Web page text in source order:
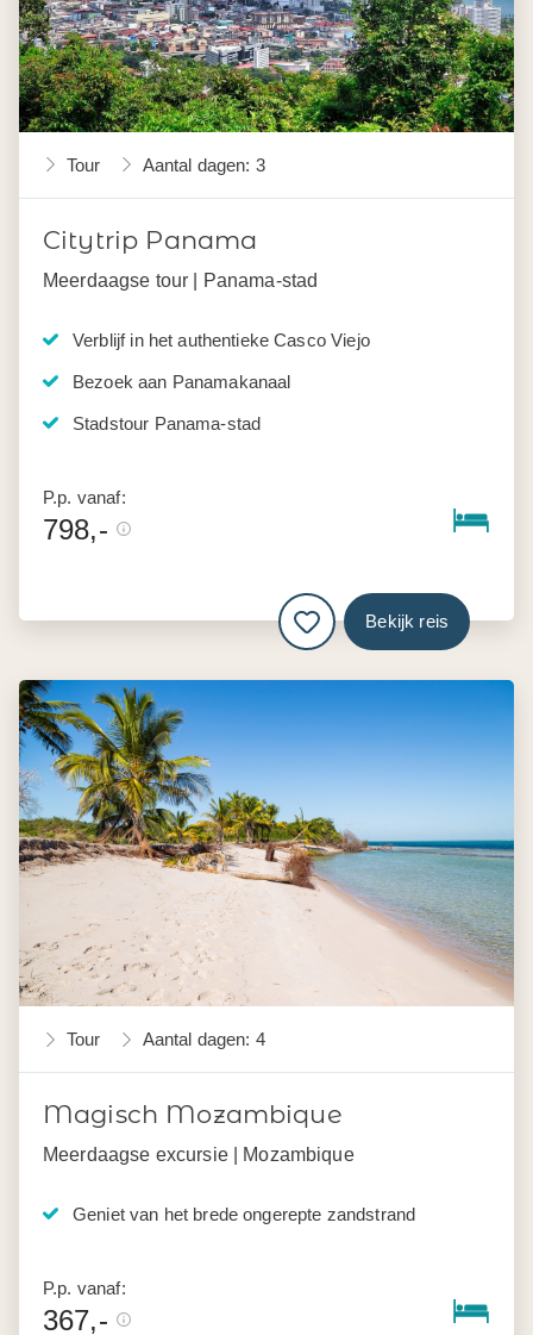
Tour Aantal dagen: 3
Citytrip Panama
Meerdaagse tour | Panama-stad
Verblijf in het authentieke Casco Viejo
Bezoek aan Panamakanaal
Stadstour Panama-stad
P.p. vanaf:
798,-
Bekijk reis
Tour Aantal dagen: 4
Magisch Mozambique
Meerdaagse excursie | Mozambique
Geniet van het brede ongerepte zandstrand
P.p. vanaf:
367,-